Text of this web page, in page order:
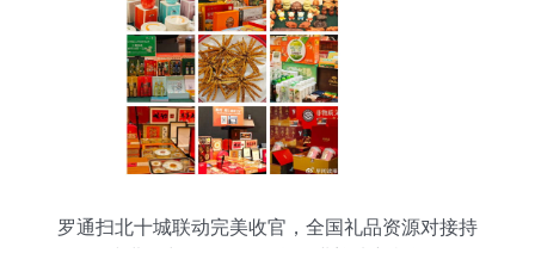
罗通扫北十城联动完美收官，全国礼品资源对接持